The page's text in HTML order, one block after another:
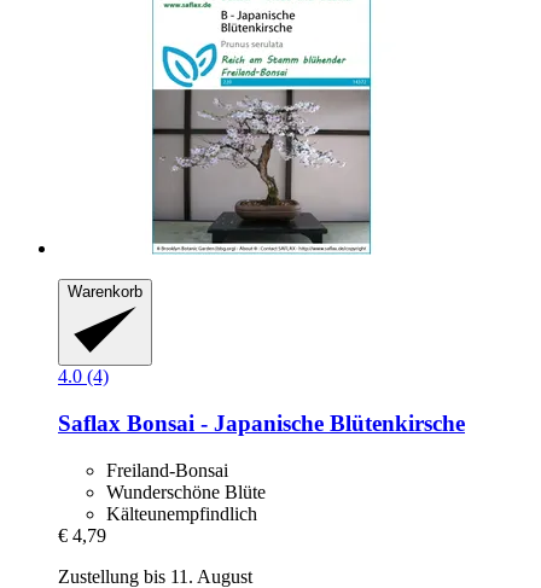
Warenkorb
4.0 (4)
Saflax Bonsai -​ Japanische Blütenkirsche
Freiland-Bonsai
Wunderschöne Blüte
Kälteunempfindlich
€ 4,79
Zustellung bis 11. August